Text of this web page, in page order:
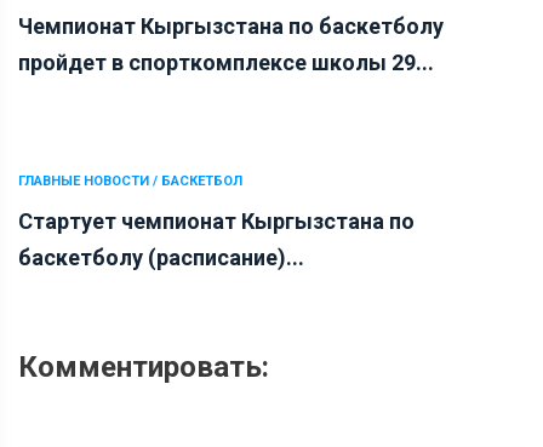
Чемпионат Кыргызстана по баскетболу
пройдет в спорткомплексе школы 29...
ГЛАВНЫЕ НОВОСТИ / БАСКЕТБОЛ
Стартует чемпионат Кыргызстана по
баскетболу (расписание)...
Комментировать: